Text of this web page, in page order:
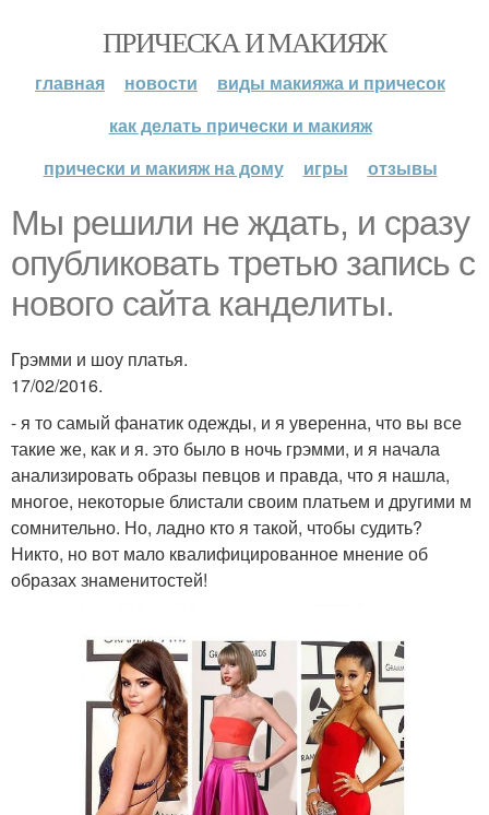
ПРИЧЕСКА И МАКИЯЖ
главная новости
виды макияжа и причесок
как делать прически и макияж
прически и макияж на дому
игры отзывы
Мы решили не ждать, и сразу
опубликовать третью запись с
нового сайта канделиты.
Грэмми и шоу платья.
17/02/2016.
- я то самый фанатик одежды, и я уверенна, что вы все
такие же, как и я. это было в ночь грэмми, и я начала
анализировать образы певцов и правда, что я нашла,
многое, некоторые блистали своим платьем и другими м
сомнительно. Но, ладно кто я такой, чтобы судить?
Никто, но вот мало квалифицированное мнение об
образах знаменитостей!